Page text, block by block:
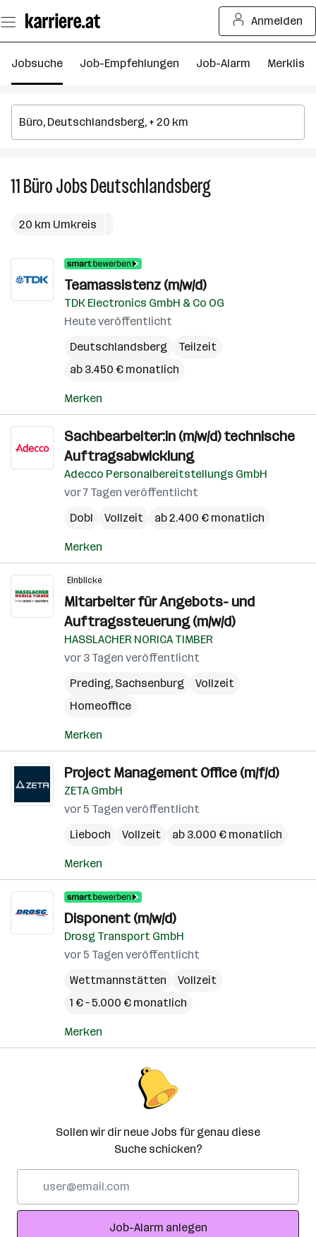
Seiteninhalt
springen
Anmelden
Jobsuche Job-Empfehlungen Job-Alarm Merkliste
11BüroJobsDeutschlandsberg11
Büro
20 km Umkreis
Teamassistenz (m/w/d)
TDK Electronics GmbH & Co OG
Heute veröffentlicht
Deutschlandsberg
Teilzeit
ab 3.450 € monatlich
Merken
Sachbearbeiter:in (m/w/d) technische
Auftragsabwicklung
Adecco Personalbereitstellungs GmbH
vor 7 Tagen veröffentlicht
Dobl
Vollzeit ab 2.400 € monatlich
Merken
Einblicke
Mitarbeiter für Angebots- und
Auftragssteuerung (m/w/d)
HASSLACHER NORICA TIMBER
vor 3 Tagen veröffentlicht
Preding, Sachsenburg
Vollzeit
Homeoffice
Merken
Project Management Office (m/f/d)
ZETA GmbH
vor 5 Tagen veröffentlicht
Lieboch
Vollzeit ab 3.000 € monatlich
Merken
Disponent (m/w/d)
Drosg Transport GmbH
vor 5 Tagen veröffentlicht
Wettmannstätten
Vollzeit
1 € – 5.000 € monatlich
Merken
Sollen wir dir neue Jobs für genau diese
Suche schicken?
Adresse
Job-Alarm anlegen